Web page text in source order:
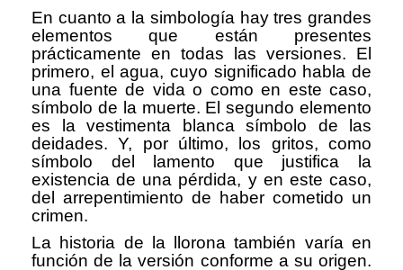
En cuanto a la simbología hay tres grandes
elementos que están presentes
prácticamente en todas las versiones. El
primero, el agua, cuyo significado habla de
una fuente de vida o como en este caso,
símbolo de la muerte. El segundo elemento
es la vestimenta blanca símbolo de las
deidades. Y, por último, los gritos, como
símbolo del lamento que justifica la
existencia de una pérdida, y en este caso,
del arrepentimiento de haber cometido un
crimen.
La historia de la llorona también varía en
función de la versión conforme a su origen.